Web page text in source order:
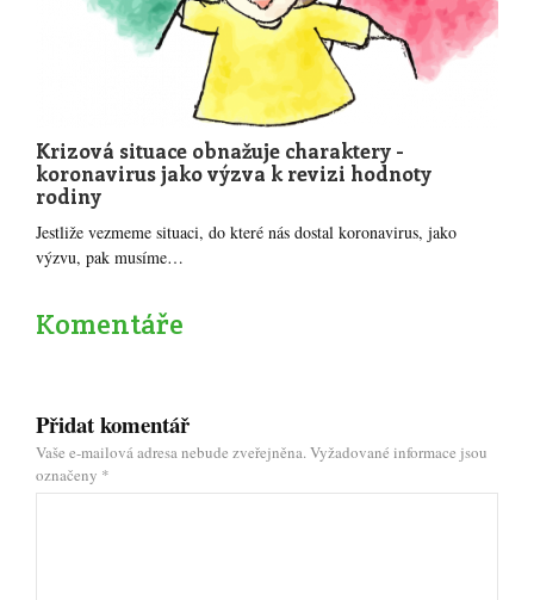
Krizová situace obnažuje charaktery -
koronavirus jako výzva k revizi hodnoty
rodiny
Jestliže vezmeme situaci, do které nás dostal koronavirus, jako
výzvu, pak musíme…
Komentáře
Přidat komentář
Vaše e-mailová adresa nebude zveřejněna.Vyžadované informace jsou
označeny *